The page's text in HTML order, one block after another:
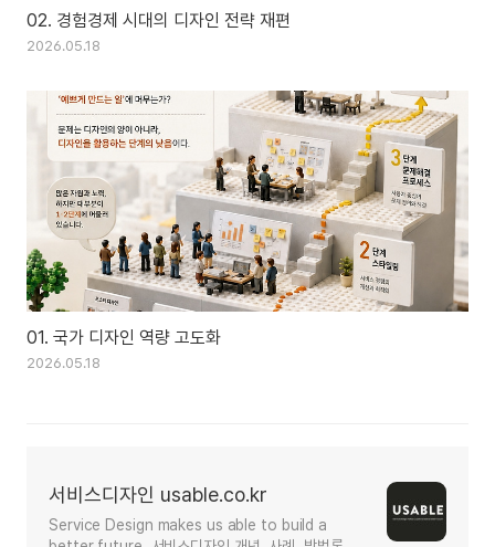
02. 경험경제 시대의 디자인 전략 재편
2026.05.18
01. 국가 디자인 역량 고도화
2026.05.18
서비스디자인 usable.co.kr
Service Design makes us able to build a